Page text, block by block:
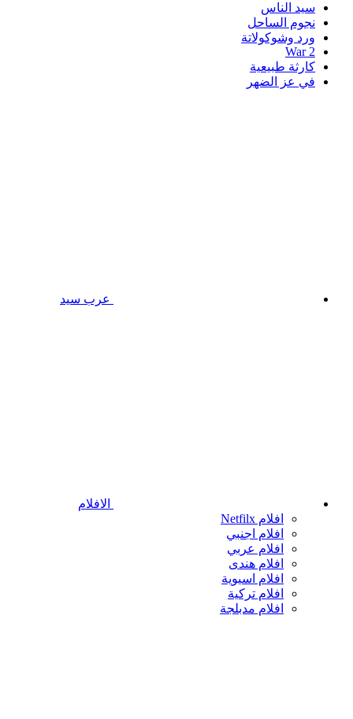
سيد الناس
نجوم الساحل
ورد وشوكولاتة
War 2
كارثة طبيعية
في عز الضهر
عرب سيد
الافلام
افلام Netfilx
افلام اجنبي
افلام عربي
افلام هندى
افلام اسيوية
افلام تركية
افلام مدبلجة